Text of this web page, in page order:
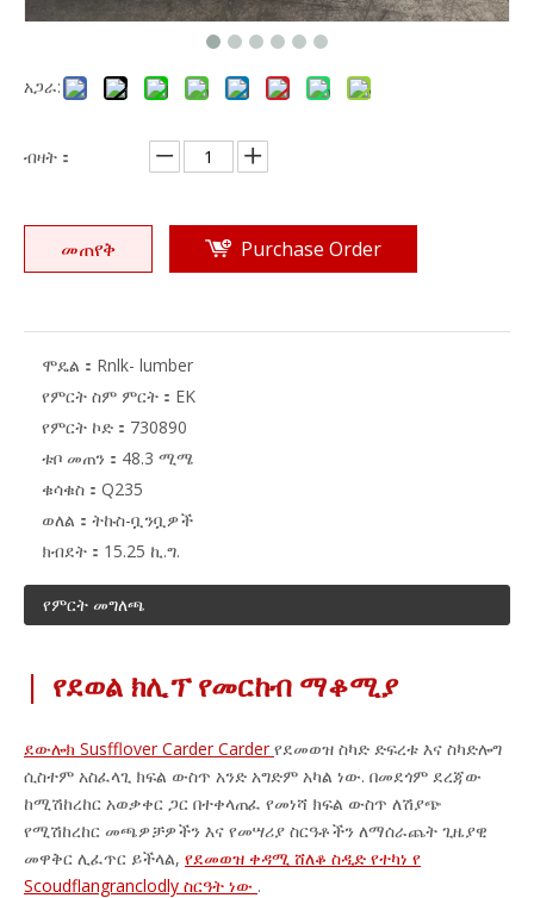
አጋራ:
ብዛት：
መጠየቅ Purchase Order
ሞዴል： Rnlk- lumber
የምርት ስም ምርት： EK
የምርት ኮድ： 730890
ቱቦ መጠን： 48.3 ሚሜ
ቁሳቁስ： Q235
ወለል： ትኩስ-ቧንቧዎች
ክብደት： 15.25 ኪ.ግ.
የምርት መግለጫ
| የደወል ክሊፕ የመርከብ ማቆሚያ
ደውሎክ Susfflover Carder Carder የደመወዝ ስካድ ድፍረቱ እና ስካድሎግ
ሲስተም አስፈላጊ ክፍል ውስጥ አንድ አግድም አካል ነው. በመደጎም ደረጃው
ከሚሽከረከር አወቃቀር ጋር በተቀላጠፈ የመነሻ ክፍል ውስጥ ለሽያጭ
የሚሽከረከር መጫዎቻዎችን እና የመሣሪያ ስርዓቶችን ለማሰራጨት ጊዜያዊ
መዋቅር ሊፈጥር ይችላል, የደመወዝ ቀዳሚ ሸለቆ ስዲድ የተካነ የ
Scoudflangranclodly ስርዓት ነው .